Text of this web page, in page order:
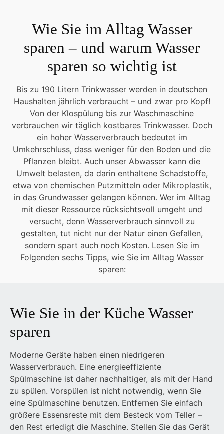
Wie Sie im Alltag Wasser
sparen – und warum Wasser
sparen so wichtig ist
Bis zu 190 Litern Trinkwasser werden in deutschen
Haushalten jährlich verbraucht – und zwar pro Kopf!
Von der Klospülung bis zur Waschmaschine
verbrauchen wir täglich kostbares Trinkwasser. Doch
ein hoher Wasserverbrauch bedeutet im
Umkehrschluss, dass weniger für den Boden und die
Pflanzen bleibt. Auch unser Abwasser kann die
Umwelt belasten, da darin enthaltene Schadstoffe,
etwa von chemischen Putzmitteln oder Mikroplastik,
in das Grundwasser gelangen können. Wer im Alltag
mit dieser Ressource rücksichtsvoll umgeht und
versucht, denn Wasserverbrauch sinnvoll zu
gestalten, tut nicht nur der Natur einen Gefallen,
sondern spart auch noch Kosten. Lesen Sie im
Folgenden sechs Tipps, wie Sie im Alltag Wasser
sparen:
Wie Sie in der Küche Wasser
sparen
Moderne Geräte haben einen niedrigeren
Wasserverbrauch. Eine energieeffiziente
Spülmaschine ist daher nachhaltiger, als mit der Hand
zu spülen. Vorspülen ist nicht notwendig, wenn Sie
eine Spülmaschine benutzen. Entfernen Sie einfach
größere Essensreste mit dem Besteck vom Teller –
den Rest erledigt die Maschine. Stellen Sie das Gerät